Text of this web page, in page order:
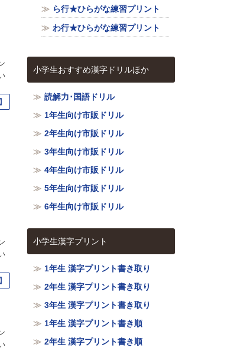
ら行★ひらがな練習プリント
わ行★ひらがな練習プリント
小学生おすすめ漢字ドリルほか
読解力･国語ドリル
1年生向け市販ドリル
2年生向け市販ドリル
3年生向け市販ドリル
4年生向け市販ドリル
5年生向け市販ドリル
6年生向け市販ドリル
小学生漢字プリント
1年生 漢字プリント書き取り
2年生 漢字プリント書き取り
3年生 漢字プリント書き取り
1年生 漢字プリント書き順
2年生 漢字プリント書き順